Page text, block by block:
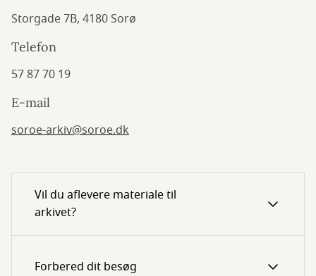
Storgade 7B, 4180 Sorø
Telefon
57 87 70 19
E-mail
soroe-arkiv@soroe.dk
Vil du aflevere materiale til
arkivet?
Forbered dit besøg